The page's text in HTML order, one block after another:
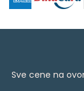
Sve cene na